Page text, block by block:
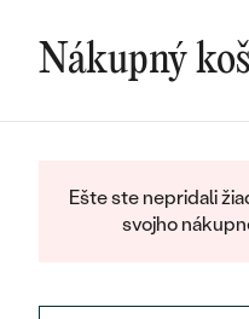
BLOGŠPERKY NA
ZÁSNUBNÉ PRSTENE
Nákupný
Ešte ste nepridali
svojho